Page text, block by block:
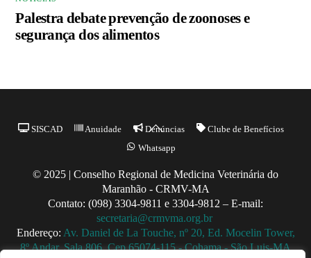
Palestra debate prevenção de zoonoses e
segurança dos alimentos
Back
To
SISCAD Anuidade Denúncias
Clube de Benefícios
Whatsapp
© 2025 | Conselho Regional de Medicina Veterinária do
Maranhão - CRMV-MA
Contato: (098) 3304-9811 e 3304-9812 – E-mail:
secretaria@crmvma.org.br
Endereço: Av. Daniel de La Touche, nº 20, Ed. Mocelin Tower,
8º Andar, Sala 806, Cep 65074-115 - Cohama - São Luis-MA